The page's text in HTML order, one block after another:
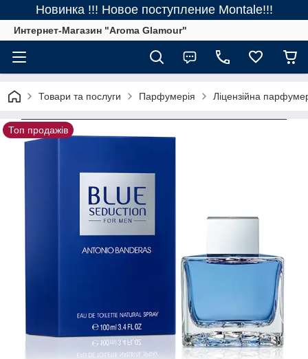
Новинка !!! Новое поступление Montale!!!
Интернет-Магазин "Aroma Glamour"
Товари та послуги Парфумерія Ліцензійна
Топ продажів